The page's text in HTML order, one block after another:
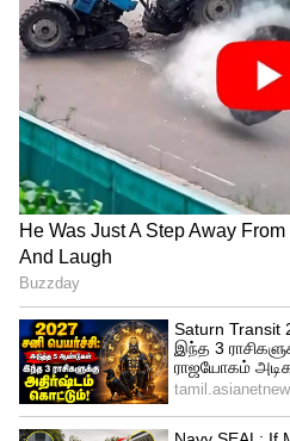
அதன்பின்னர் அதிர்
பேட்டியில், என்னையும்,
காங்கிரசையும்
பானர்ஜியை ஆதரிக்க
இதனிடையே,
காங்கிரஸ்
ஒட்டப்பட்டிருந்த
இருந்த மல்லிகார்ஜுன
போட்டோ மீது மர்ம
பூசினர். மேலும், கார்கே
திரிணாமூல்